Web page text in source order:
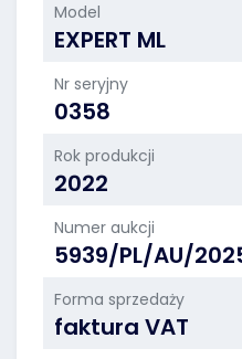
Model
EXPERT ML
Nr seryjny
0358
Rok produkcji
2022
Numer aukcji
5939/PL/AU/
Forma sprzedaży
faktura VAT